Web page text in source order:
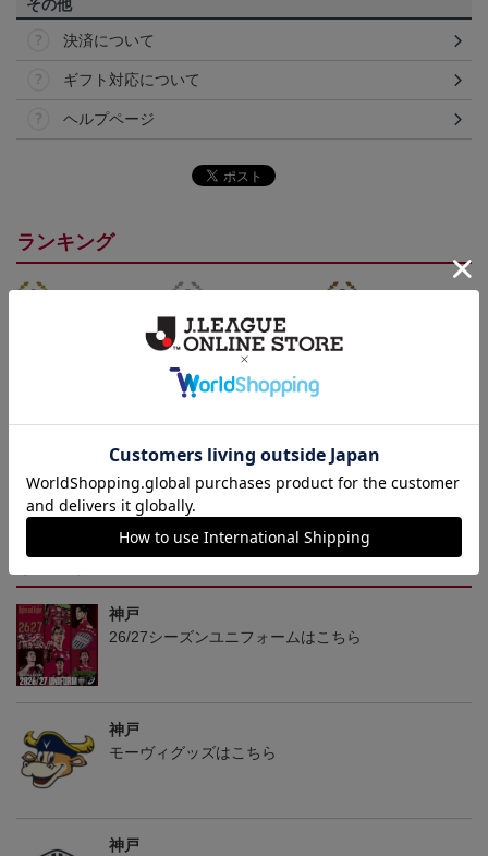
その他
決済について
ギフト対応について
ヘルプページ
ランキング
26/27_【オーセン】ユニ
フォーム（1st）
36,500円
【SEIKO｜VISSEL KOB
E】 30th Anniversary Mod
el
50,000円
26/27_【オーセン】ユニ
神戸
26/27シーズンユニフォームはこちら
神戸
モーヴィグッズはこちら
神戸